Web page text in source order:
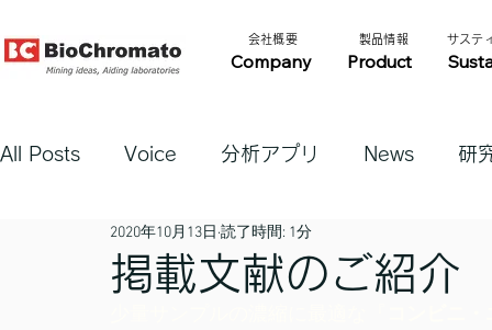
Company Product
​製品情報​​
​会社概要​​ サステ
All Posts Voice 分析アプリ News 研
掲載文献のご紹介
2020年10月13日 読了時間: 1分